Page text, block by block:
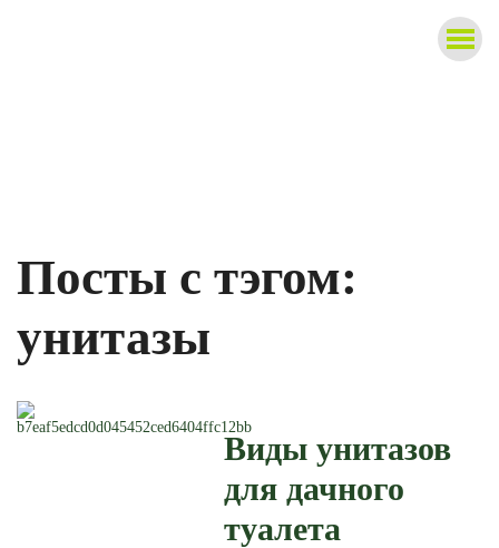
Посты с тэгом:
унитазы
Виды унитазов
для дачного
туалета